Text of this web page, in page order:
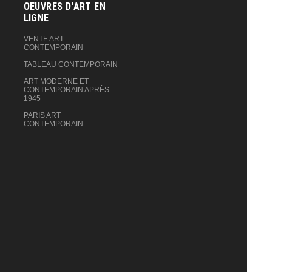
OEUVRES D'ART EN
LIGNE‎
VENTE ART
CONTEMPORAIN
TABLEAU CONTEMPORAIN
ART MODERNE ET
CONTEMPORAIN APRÈS
1945
PARIS ART
CONTEMPORAIN